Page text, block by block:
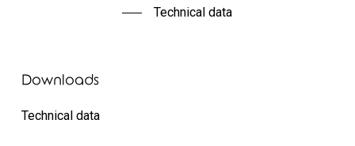
Technical data
Downloads
Technical data